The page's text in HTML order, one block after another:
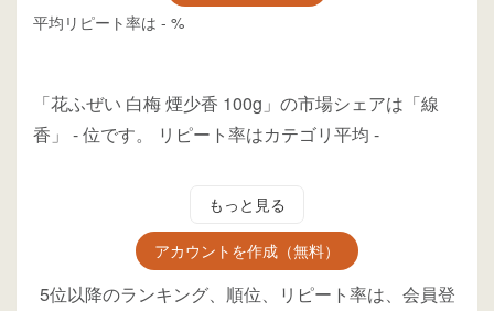
平均リピート率は - %
「花ふぜい 白梅 煙少香 100g」の市場シェアは「線
香」 -位です。 リピート率はカテゴリ平均 -
もっと見る
アカウントを作成（無料）
5位以降のランキング、順位、リピート率は、会員登